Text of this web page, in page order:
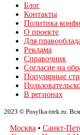
Блог
Контакты
Политика
О проекте
Для
Реклама
Справочник
Согласие на
Популярные
В регионах
2023 © Posylka-trek.ru. Вся
Москва • Санкт-